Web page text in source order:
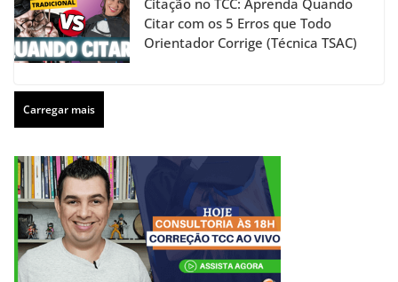
Citação no TCC: Aprenda Quando
Citar com os 5 Erros que Todo
Orientador Corrige (Técnica TSAC)
Carregar mais